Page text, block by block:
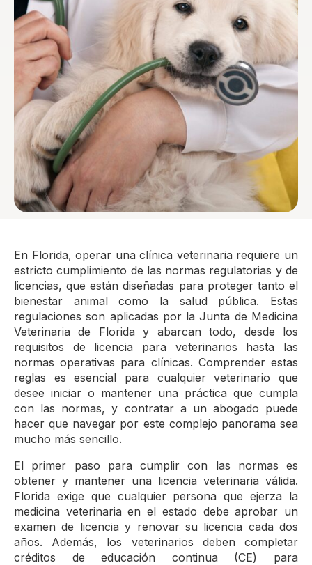
En Florida, operar una clínica veterinaria requiere un
estricto cumplimiento de las normas regulatorias y de
licencias, que están diseñadas para proteger tanto el
bienestar animal como la salud pública. Estas
regulaciones son aplicadas por la Junta de Medicina
Veterinaria de Florida y abarcan todo, desde los
requisitos de licencia para veterinarios hasta las
normas operativas para clínicas. Comprender estas
reglas es esencial para cualquier veterinario que
desee iniciar o mantener una práctica que cumpla
con las normas, y contratar a un abogado puede
hacer que navegar por este complejo panorama sea
mucho más sencillo.
El primer paso para cumplir con las normas es
obtener y mantener una licencia veterinaria válida.
Florida exige que cualquier persona que ejerza la
medicina veterinaria en el estado debe aprobar un
examen de licencia y renovar su licencia cada dos
años. Además, los veterinarios deben completar
créditos de educación continua (CE) para